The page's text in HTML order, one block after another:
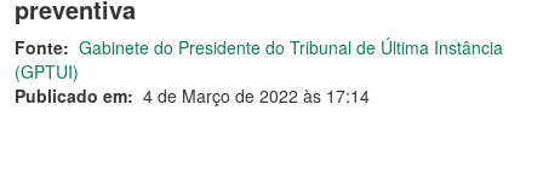
preventiva
Fonte: Gabinete do Presidente do Tribunal de Última Instância
(GPTUI)
Publicado em: 4 de Março de 2022 às 17:14